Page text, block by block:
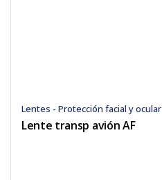
Lentes - Protección facial y ocular
Lente transp avión AF